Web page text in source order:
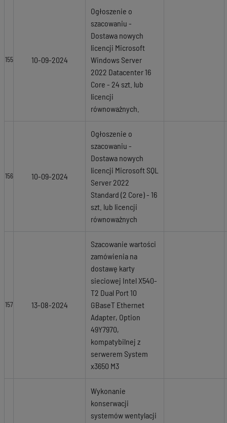
155 10-09-2024
Ogłoszenie o
szacowaniu -
Dostawa nowych
licencji Microsoft
Windows Server
2022 Datacenter 16
Core - 24 szt. lub
licencji
równoważnych.
156 10-09-2024
Ogłoszenie o
szacowaniu -
Dostawa nowych
licencji Microsoft SQL
Server 2022
Standard (2 Core) - 16
szt. lub licencji
równoważnych
157 13-08-2024
Szacowanie wartości
zamówienia na
dostawę karty
sieciowej Intel X540-
T2 Dual Port 10
GBaseT Ethernet
Adapter, Option
49Y7970,
kompatybilnej z
serwerem System
x3650 M3
Wykonanie
konserwacji
systemów wentylacji